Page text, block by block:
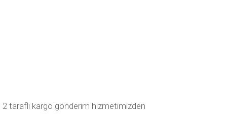
taraflı kargo gönderim hizmetimizden